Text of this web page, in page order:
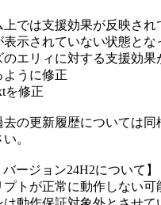
は支援効果が反映され
示されていない状態とな
エリィに対する支援効果
ように修正
を修正
の更新履歴については同
。
バージョン24H2について】
トが正常に動作しない可